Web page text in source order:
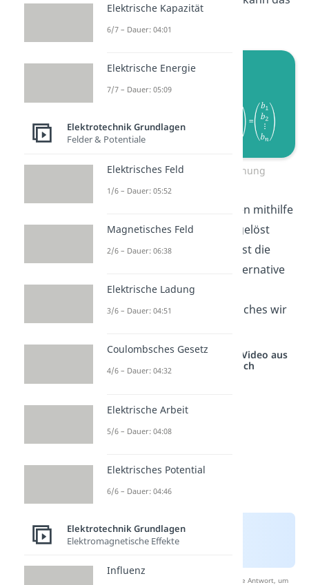
Allgemeine Matrixgleichung
Matrix-Gleichungen können mithilfe
verschiedener Verfahren gelöst
werden: Eine Möglichkeit ist die
. Die Alternative
dazu ist das Gaußsche
Eliminationsverfahren, welches wir
Studyflix vernetzt: Hier ein Video aus
einem anderen Bereich
Nach Beantwortung speichern wir deine Antwort, um
Elektrische Kapazität
6/7 – Dauer: 04:01
Elektrische Energie
7/7 – Dauer: 05:09
Elektrotechnik Grundlagen
Felder & Potentiale
Elektrisches Feld
1/6 – Dauer: 05:52
Magnetisches Feld
2/6 – Dauer: 06:38
Elektrische Ladung
3/6 – Dauer: 04:51
Coulombsches Gesetz
4/6 – Dauer: 04:32
Elektrische Arbeit
5/6 – Dauer: 04:08
Elektrisches Potential
6/6 – Dauer: 04:46
Elektrotechnik Grundlagen
Elektromagnetische Effekte
Influenz